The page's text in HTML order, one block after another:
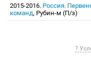
2015-2016. Россия.
команд, Рубин-м (П/з)
?